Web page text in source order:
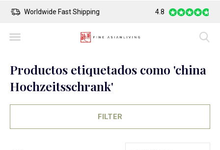
Safe Payment Largest Collection
4.8
Productos etiquetados como 'china
Hochzeitsschrank'
FILTER